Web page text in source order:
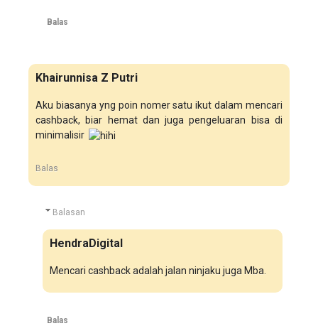
Balas
Khairunnisa Z Putri
Aku biasanya yng poin nomer satu ikut dalam mencari
cashback, biar hemat dan juga pengeluaran bisa di
minimalisir
Balas
Balasan
HendraDigital
Mencari cashback adalah jalan ninjaku juga Mba.
Balas